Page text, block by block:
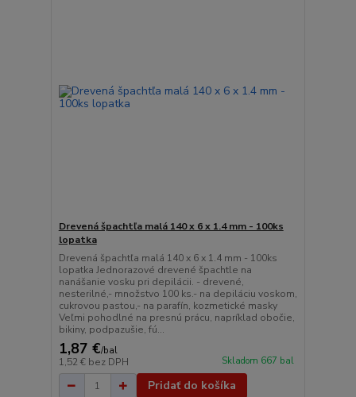
Drevená špachtľa malá 140 x 6 x 1.4 mm - 100ks
lopatka
Drevená špachtľa malá 140 x 6 x 1.4 mm - 100ks
lopatka Jednorazové drevené špachtle na
nanášanie vosku pri depilácii. - drevené,
nesterilné,- množstvo 100 ks.- na depiláciu voskom,
cukrovou pastou,- na parafín, kozmetické masky
Veľmi pohodlné na presnú prácu, napríklad obočie,
bikiny, podpazušie, fú...
1,87 €/bal
1,52 € bez DPH Skladom 667 bal
Pridať do košíka